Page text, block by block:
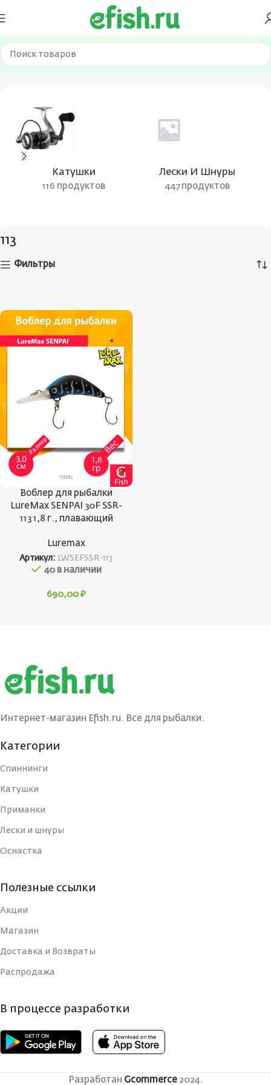
Главная Товар Цвет воблера 113
Катушки
116 продуктов
Лески И Шнуры
447 продуктов
113
Фильтры
Воблер для рыбалки
LureMax SENPAI 30F SSR-
113 1,8 г., плавающий
Luremax
Артикул: LWSEFSSR-113
40 в наличии
690,00 ₽
Интернет-магазин Efish.ru. Все для рыбалки.
Категории
Спиннинги
Катушки
Приманки
Лески и шнуры
Оснастка
Полезные ссылки
Акции
Магазин
Доставка и Возвраты
Распродажа
В процессе разработки
Разработан Gcommerce 2024.